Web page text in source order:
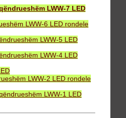
LWW-7 LED
LWW-6 LED rondele
LWW-5 LED
LWW-4 LED
LWW-2 LED rondele
LWW-1 LED